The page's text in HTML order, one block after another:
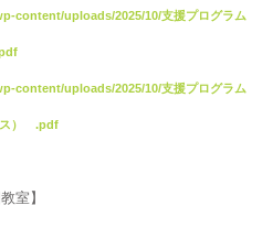
content/uploads/2025/10/支援プログラム
content/uploads/2025/10/支援プログラム
ス） .pdf
室】